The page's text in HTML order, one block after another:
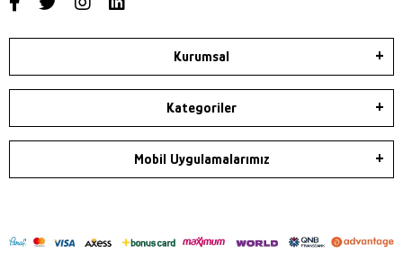
Kurumsal
Kategoriler
Mobil Uygulamalarımız